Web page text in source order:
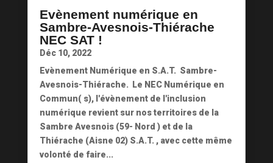
Evènement numérique en
Sambre-Avesnois-Thiérache
NEC SAT !
Déc 10, 2022
Evènement Numérique en S.A.T. Sambre-
Avesnois-Thiérache. Le NEC Numérique en
Commun( s), l'évènement de l'inclusion
numérique revient sur nos territoires de la
Sambre Avesnois (59- Nord ) et de la
Thiérache (Aisne 02) S.A.T. , avec cette même
volonté de faire...